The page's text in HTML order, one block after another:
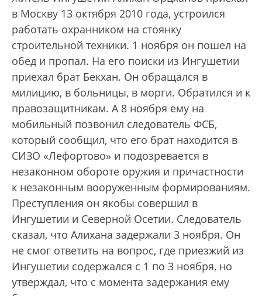
в Москву 13 октября 2010 года, устроился
работать охранником на стоянку
строительной техники. 1 ноября он пошел на
обед и пропал. На его поиски из Ингушетии
приехал брат Бекхан. Он обращался в
милицию, в больницы, в морги. Обратился и к
правозащитникам. А 8 ноября ему на
мобильный позвонил следователь ФСБ,
который сообщил, что его брат находится в
СИЗО «Лефортово» и подозревается в
незаконном обороте оружия и причастности
к незаконным вооруженным формированиям.
Преступления он якобы совершил в
Ингушетии и Северной Осетии. Следователь
сказал, что Алихана задержали 3 ноября. Он
не смог ответить на вопрос, где приезжий из
Ингушетии содержался с 1 по 3 ноября, но
утверждал, что с момента задержания ему